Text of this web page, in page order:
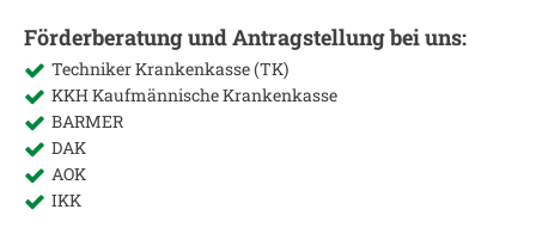
Förderberatung und Antragstellung bei uns:
Techniker Krankenkasse (TK)
KKH Kaufmännische Krankenkasse
BARMER
DAK
AOK
IKK